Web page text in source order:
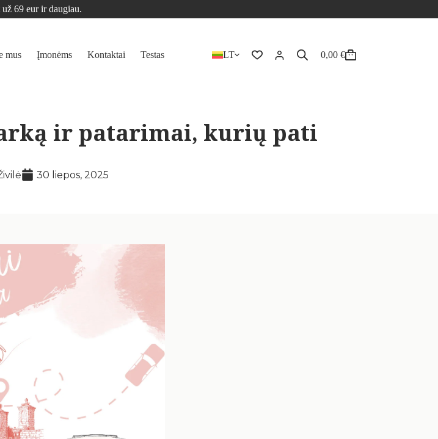
69 eur ir daugiau.
mus Įmonėms Kontaktai Testas LT 0,00 €
ir patarimai, kurių pati
30 liepos, 2025